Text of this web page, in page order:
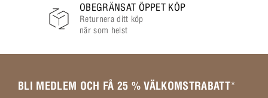
OBEGRÄNSAT ÖPPET KÖP
Returnera ditt köp
när som helst
BLI MEDLEM OCH FÅ 25 % VÄLKOMSTRABATT*